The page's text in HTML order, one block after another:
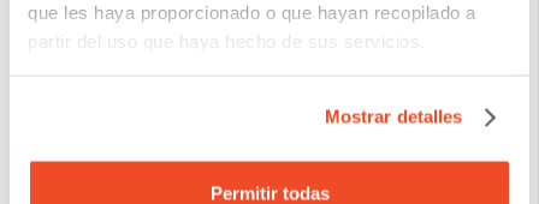
que les haya proporcionado o que hayan recopilado a
partir del uso que haya hecho de sus servicios.
Mostrar detalles
Permitir todas
Otra ventaja de tener información de contacto precisa es
a sus clientes a través de múltiples canales para seguir